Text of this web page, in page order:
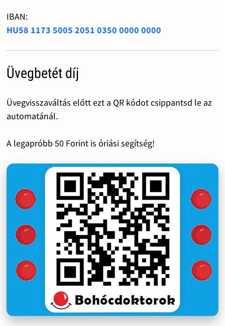
IBAN:
HU58 1173 5005 2051 0350 0000 0000
Üvegbetét díj
Üvegvisszaváltás előtt ezt a QR kódot csippantsd le az
automatánál.
A legapróbb 50 Forint is óriási segítség!